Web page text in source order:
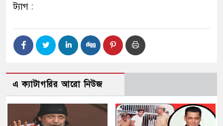
ট্যাগ :
এ ক্যাটাগরির আরো নিউজ